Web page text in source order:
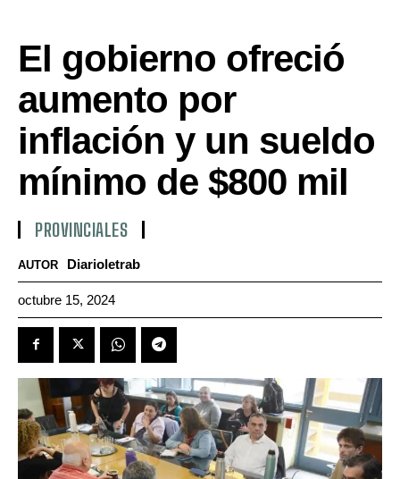
El gobierno ofreció
aumento por
inflación y un sueldo
mínimo de $800 mil
PROVINCIALES
AUTOR Diarioletrab
octubre 15, 2024